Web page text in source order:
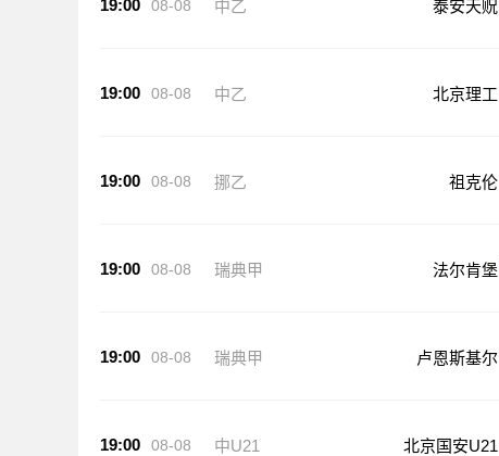
19:00 08-08 中乙 泰安天贶
19:00 08-08 中乙 北京理工
19:00 08-08 挪乙 祖克伦
19:00 08-08 瑞典甲 法尔肯堡
19:00 08-08 瑞典甲 卢恩斯基尔
19:00 08-08 中U21 北京国安U21